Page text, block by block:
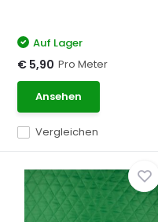
Vergleichen
Auf Lager
€ 5,90 Pro Meter
Ansehen